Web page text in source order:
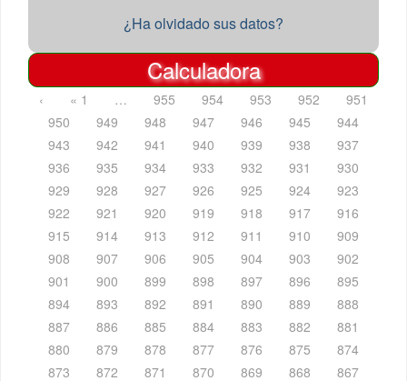
¿Ha olvidado sus datos?
Calculadora
‹ « 1 … 955 954 953 952
951
950
949 948 947 946 945
944
943
942 941 940 939 938
937
936
935 934 933 932 931
930
929
928 927 926 925 924
923
922
921 920 919 918 917
916
915
914 913 912 911 910
909
908
907 906 905 904 903
902
901
900 899 898 897 896
895
894
893 892 891 890 889
888
887
886 885 884 883 882
881
880
879 878 877 876 875
874
873
872 871 870 869 868
867